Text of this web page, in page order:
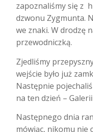
zapoznaliśmy się z
dzwonu Zygmunta.
we znaki. W drodzę
przewodniczką.
Zjedliśmy
wejście było już
Następnie
na ten dzień –
Następnego dnia
mówiąc, nikomu nie